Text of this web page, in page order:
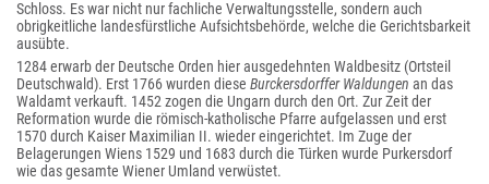
Schloss. Es war nicht nur fachliche Verwaltungsstelle, sondern auch
obrigkeitliche landesfürstliche Aufsichtsbehörde, welche die Gerichtsbarkeit
ausübte.
1284 erwarb der Deutsche Orden hier ausgedehnten Waldbesitz (Ortsteil
Deutschwald). Erst 1766 wurden diese Burckersdorffer Waldungen an das
Waldamt verkauft. 1452 zogen die Ungarn durch den Ort. Zur Zeit der
Reformation wurde die römisch-katholische Pfarre aufgelassen und erst
1570 durch Kaiser Maximilian II. wieder eingerichtet. Im Zuge der
Belagerungen Wiens 1529 und 1683 durch die Türken wurde Purkersdorf
wie das gesamte Wiener Umland verwüstet.